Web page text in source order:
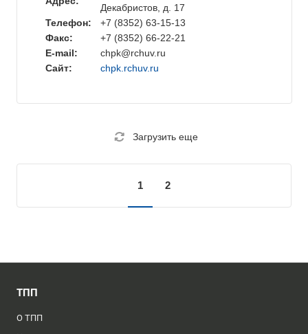
Декабристов, д. 17
Телефон:
+7 (8352) 63-15-13
Факс:
+7 (8352) 66-22-21
E-mail:
chpk@rchuv.ru
Сайт:
chpk.rchuv.ru
Загрузить еще
1 2
ТПП
О ТПП